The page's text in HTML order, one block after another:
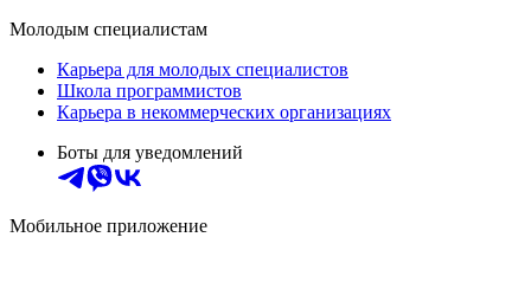
Молодым специалистам
Карьера для молодых специалистов
Школа программистов
Карьера в некоммерческих организациях
Боты для уведомлений
Мобильное приложение